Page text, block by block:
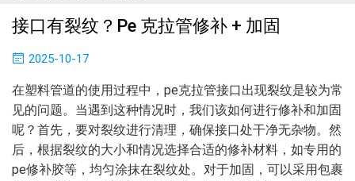
接口有裂纹？pe 克拉管修补 + 加固​
2025-10-17
在塑料管道的使用过程中，pe克拉管接口出现裂纹是较为常
见的问题。当遇到这种情况时，我们该如何进行修补和加固
呢？首先，要对裂纹进行清理，确保接口处干净无杂物。然
后，根据裂纹的大小和情况选择合适的修补材料，如专用的
pe修补胶等，均匀涂抹在裂纹处。对于加固，可以采用包裹